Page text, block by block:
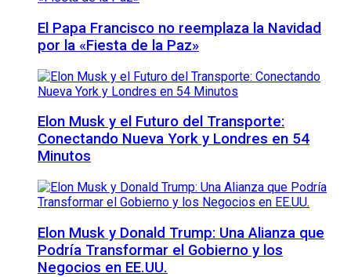
El Papa Francisco no reemplaza la Navidad
por la «Fiesta de la Paz»
Elon Musk y el Futuro del Transporte:
Conectando Nueva York y Londres en 54
Minutos
Elon Musk y Donald Trump: Una Alianza que
Podría Transformar el Gobierno y los
Negocios en EE.UU.